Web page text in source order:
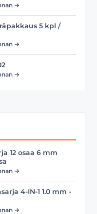
→
5 kpl /
→
→
12 osaa 6 mm
→
4-IN-1 1.0 mm -
→